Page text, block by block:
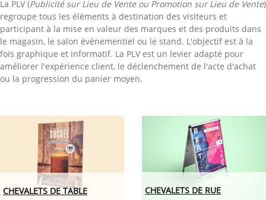
La PLV (Publicité sur Lieu de Vente ou Promotion sur Lieu de Vente)
regroupe tous les éléments à destination des visiteurs et
participant à la mise en valeur des marques et des produits dans
le magasin, le salon événementiel ou le stand. L'objectif est à la
fois graphique et informatif. La PLV est un levier adapté pour
améliorer l'expérience client, le déclenchement de l'acte d'achat
ou la progression du panier moyen.
CHEVALETS DE TABLE CHEVALETS DE RUE